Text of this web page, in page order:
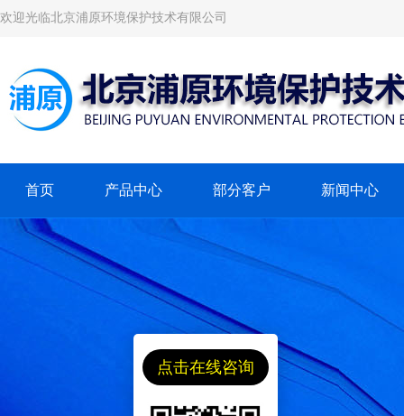
欢迎光临北京浦原环境保护技术有限公司
首页 产品中心 部分客户 新闻中心
点击在线咨询